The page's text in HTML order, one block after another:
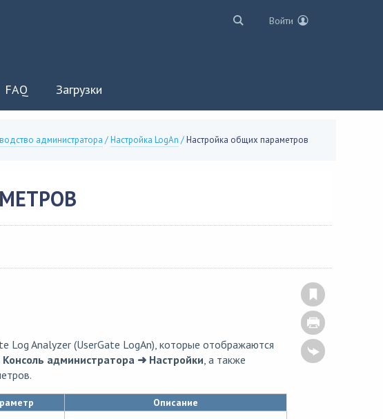
Войти
FAQ Загрузки
администратора /Настройка LogAn /Настройка общих параметров
Log Analyzer (UserGate LogAn), которые отображаются
Консоль администратора ➜ Настройки, а также
Описание